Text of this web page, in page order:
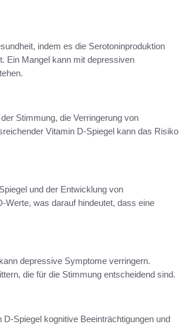
indem es die Serotoninproduktion
Ein Mangel kann mit depressiven
Stimmung, die Verringerung von
Vitamin D-Spiegel kann das Risiko
und der Entwicklung von
Werte, was darauf hindeutet, dass eine
depressive Symptome verringern.
die für die Stimmung entscheidend sind.
Spiegel kognitive Beeinträchtigungen und